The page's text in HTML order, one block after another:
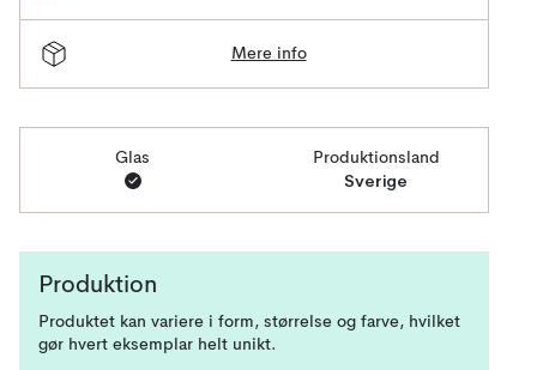
Mere info
Glas Produktionsland
Sverige
Produktion
Produktet kan variere i form, størrelse og farve, hvilket
gør hvert eksemplar helt unikt.